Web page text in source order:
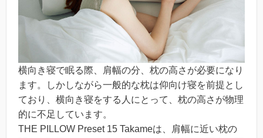
横向き寝で眠る際、肩幅の分、枕の高さが必要になり
ます。しかしながら一般的な枕は仰向け寝を前提とし
ており、横向き寝をする人にとって、枕の高さが物理
的に不足しています。
THE PILLOW Preset 15 Takameは、肩幅に近い枕の